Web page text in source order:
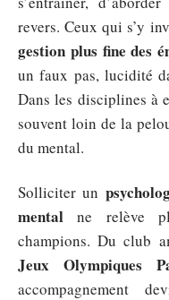
revers. Ceux qui s’y
gestion plus fine des
un faux pas, lucidité
Dans les disciplines à
souvent loin de la
du mental.
Solliciter un
mental ne relève
champions. Du club
Jeux Olympiques
accompagnement